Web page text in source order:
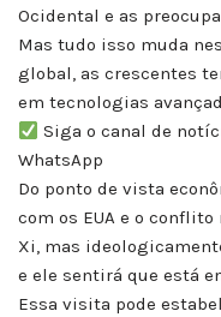
Ocidental e as
Mas tudo isso muda
global, as crescentes
em tecnologias
Siga o canal de
WhatsApp
Do ponto de vista
com os EUA e o
Xi, mas
e ele sentirá que está
Essa visita pode